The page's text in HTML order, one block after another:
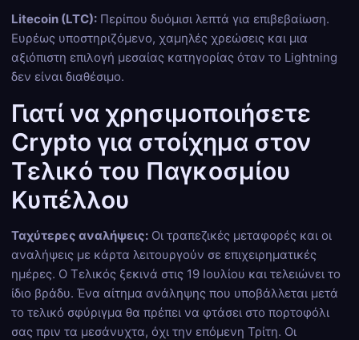
Litecoin (LTC): Περίπου δυόμισι λεπτά για επιβεβαίωση.
Ευρέως υποστηριζόμενο, χαμηλές χρεώσεις και μια
αξιόπιστη επιλογή μεσαίας κατηγορίας όταν το Lightning
δεν είναι διαθέσιμο.
Γιατί να χρησιμοποιήσετε
Crypto για στοίχημα στον
Τελικό του Παγκοσμίου
Κυπέλλου
Ταχύτερες αναλήψεις: Οι τραπεζικές μεταφορές και οι
αναλήψεις με κάρτα λειτουργούν σε επιχειρηματικές
ημέρες. Ο Τελικός ξεκινά στις 19 Ιουλίου και τελειώνει το
ίδιο βράδυ. Ένα αίτημα ανάληψης που υποβάλλεται μετά
το τελικό σφύριγμα θα πρέπει να φτάσει στο πορτοφόλι
σας πριν τα μεσάνυχτα, όχι την επόμενη Τρίτη. Οι